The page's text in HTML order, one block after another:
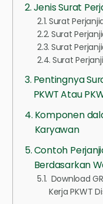
Jenis Surat
Surat
Surat
Surat
Surat
Pentingnya
PKWT Atau
Komponen
Karyawan
Contoh
Berdasarkan
Download
Kerja PKWT